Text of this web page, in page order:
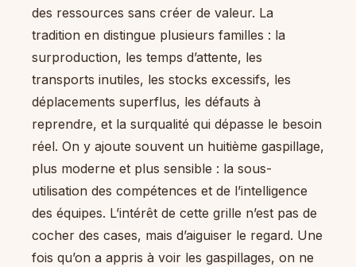
des ressources sans créer de valeur. La
tradition en distingue plusieurs familles : la
surproduction, les temps d’attente, les
transports inutiles, les stocks excessifs, les
déplacements superflus, les défauts à
reprendre, et la surqualité qui dépasse le besoin
réel. On y ajoute souvent un huitième gaspillage,
plus moderne et plus sensible : la sous-
utilisation des compétences et de l’intelligence
des équipes. L’intérêt de cette grille n’est pas de
cocher des cases, mais d’aiguiser le regard. Une
fois qu’on a appris à voir les gaspillages, on ne